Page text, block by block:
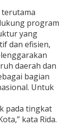
terutama
program
yang
dan efisien,
daerah dan
bagian
Untuk
pada tingkat
kata Rida.